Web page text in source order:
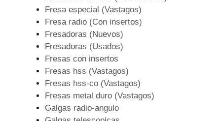
Fresa especial (Vastagos)
Fresa radio (Con insertos)
Fresadoras (Nuevos)
Fresadoras (Usados)
Fresas con insertos
Fresas hss (Vastagos)
Fresas hss-co (Vastagos)
Fresas metal duro (Vastagos)
Galgas radio-angulo